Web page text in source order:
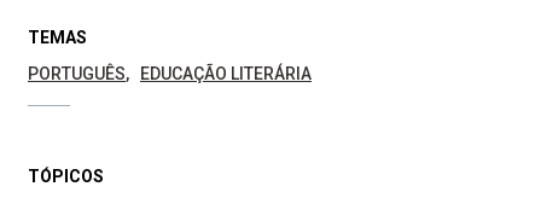
TEMAS
PORTUGUÊS
EDUCAÇÃO LITERÁRIA
TÓPICOS